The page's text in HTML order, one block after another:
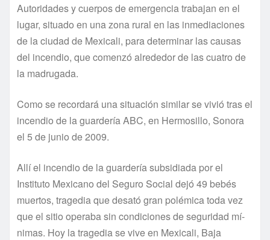
Autoridades y cuerpos de emergencia trabajan en el
lugar, situado en una zona rural en las inmediaciones
de la ciudad de Mexicali, para determinar las causas
del incendio, que comenzó alrededor de las cuatro de
la madrugada.
Como se recordará una situación similar se vivió tras el
incendio de la guarderí­a ABC, en Hermosillo, Sonora
el 5 de junio de 2009.
Allí­ el incendio de la guarderí­a subsidiada por el
Instituto Mexicano del Seguro Social dejó 49 bebés
muertos, tragedia que desató gran polémica toda vez
que el sitio operaba sin condiciones de seguridad mí­
nimas. Hoy la tragedia se vive en Mexicali, Baja